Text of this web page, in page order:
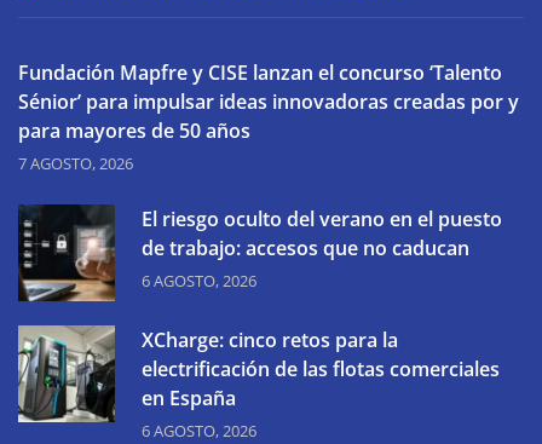
Fundación Mapfre y CISE lanzan el concurso ‘Talento
Sénior’ para impulsar ideas innovadoras creadas por y
para mayores de 50 años
7 AGOSTO, 2026
El riesgo oculto del verano en el puesto
de trabajo: accesos que no caducan
6 AGOSTO, 2026
XCharge: cinco retos para la
electrificación de las flotas comerciales
en España
6 AGOSTO, 2026